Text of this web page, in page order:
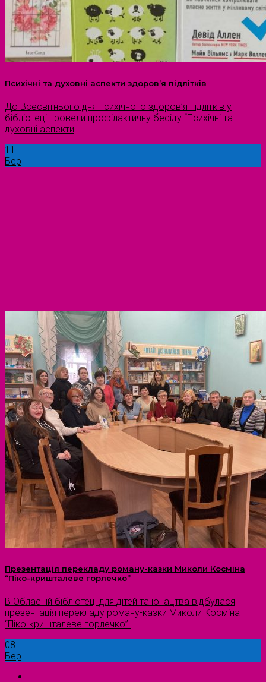
Психічні та духовні аспекти здоров’я підлітків
До Всесвітнього дня психічного здоров’я підлітків у
бібліотеці провели профілактичну бесіду “Психічні та
духовні аспекти
11
Бер
Презентація перекладу роману-казки Миколи Косміна
“Піко-кришталеве горлечко”
В Обласній бібліотеці для дітей та юнацтва відбулася
презентація перекладу роману-казки Миколи Косміна
“Піко-кришталеве горлечко”.
08
Бер